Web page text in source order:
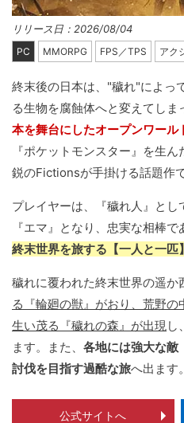
リリース日：2026/08/04
PC MMORPG FPS／TPS アク
終末後の日本は、"穢れ"によっ
る生物を腐蝕体へと変えてしま
本を舞台にしたオープンワール
『ポケットモンスター』を生
鋭のFictionsが手掛ける話題作で
プレイヤーは、『穢れ人』と
『エマ』となり、忠実な相棒
終末世界を旅する【一人と一匹
穢れに覆われた終末世界の遥か
る『輪廻の獣』がおり、荒野
生い茂る『穢れの森』が出現 し
ます。また、 各地には強大な敵
討伐を目指す過酷な旅へ出ます。
公式サイトへ